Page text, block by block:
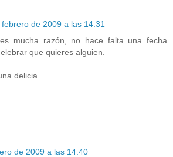
febrero de 2009 a las 14:31
mucha razón, no hace falta una fecha
que quieres alguien.
delicia.
de 2009 a las 14:40